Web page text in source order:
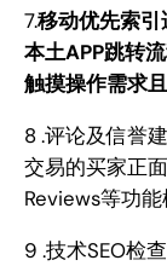
7.移动优先索
本土APP跳转
触摸操作需求
8 .评论及信誉
交易的买家正
Reviews等功
9 .技术SEO检